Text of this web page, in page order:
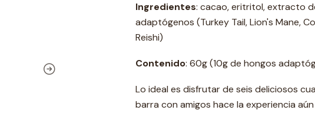
Ingredientes: cacao, eritritol, extracto
adaptógenos (Turkey Tail, Lion's Mane,
Reishi)
Contenido: 60g (10g de hongos
Lo ideal es disfrutar de seis deliciosos
barra con amigos hace la experiencia